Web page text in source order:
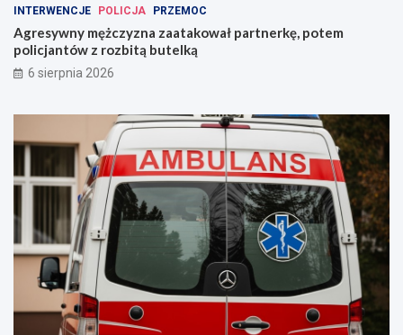
INTERWENCJE POLICJA PRZEMOC
Agresywny mężczyzna zaatakował partnerkę, potem
policjantów z rozbitą butelką
6 sierpnia 2026